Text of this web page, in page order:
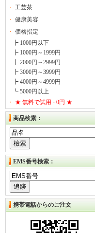
・ 工芸茶
・ 健康美容
・ 価格指定
┣ 1000円以下
┣ 1000円～1999円
┣ 2000円～2999円
┣ 3000円～3999円
┣ 4000円～4999円
┗ 5000円以上
・
★ 無料で試用 - 0円 ★
商品検索：
EMS番号検索：
携帯電話からのご注文